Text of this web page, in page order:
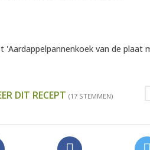
'Aardappelpannenkoek van de
DIT RECEPT (17 STEMMEN)